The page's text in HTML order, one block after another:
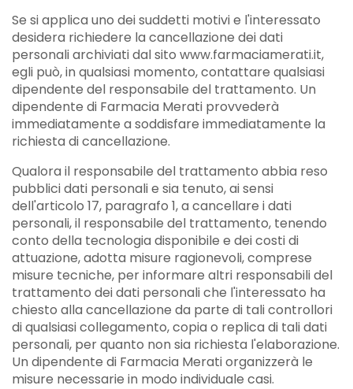
Se si applica uno dei suddetti motivi e l'interessato
desidera richiedere la cancellazione dei dati
personali archiviati dal sito www.farmaciamerati.it,
egli può, in qualsiasi momento, contattare qualsiasi
dipendente del responsabile del trattamento. Un
dipendente di Farmacia Merati provvederà
immediatamente a soddisfare immediatamente la
richiesta di cancellazione.
Qualora il responsabile del trattamento abbia reso
pubblici dati personali e sia tenuto, ai sensi
dell'articolo 17, paragrafo 1, a cancellare i dati
personali, il responsabile del trattamento, tenendo
conto della tecnologia disponibile e dei costi di
attuazione, adotta misure ragionevoli, comprese
misure tecniche, per informare altri responsabili del
trattamento dei dati personali che l'interessato ha
chiesto alla cancellazione da parte di tali controllori
di qualsiasi collegamento, copia o replica di tali dati
personali, per quanto non sia richiesta l'elaborazione.
Un dipendente di Farmacia Merati organizzerà le
misure necessarie in modo individuale casi.